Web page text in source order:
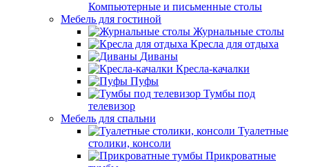
Компьютерные и письменные столы
Мебель для гостиной
Журнальные столы
Кресла для отдыха
Диваны
Кресла-качалки
Пуфы
Тумбы под
телевизор
Мебель для спальни
Туалетные
столики, консоли
Прикроватные